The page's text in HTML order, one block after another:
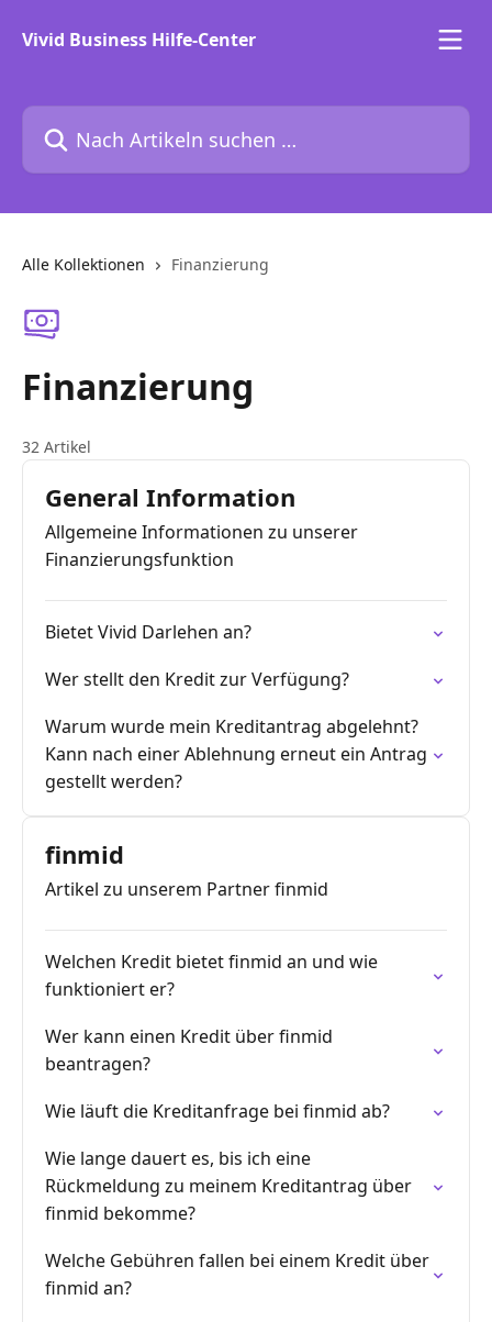
Vivid Business Hilfe-Center
Nach Artikeln suchen …
Alle Kollektionen Finanzierung
Finanzierung
32 Artikel
General Information
Allgemeine Informationen zu unserer
Finanzierungsfunktion
Bietet Vivid Darlehen an?
Wer stellt den Kredit zur Verfügung?
Warum wurde mein Kreditantrag abgelehnt?
Kann nach einer Ablehnung erneut ein Antrag
gestellt werden?
finmid
Artikel zu unserem Partner finmid
Welchen Kredit bietet finmid an und wie
funktioniert er?
Wer kann einen Kredit über finmid
beantragen?
Wie läuft die Kreditanfrage bei finmid ab?
Wie lange dauert es, bis ich eine
Rückmeldung zu meinem Kreditantrag über
finmid bekomme?
Welche Gebühren fallen bei einem Kredit über
finmid an?